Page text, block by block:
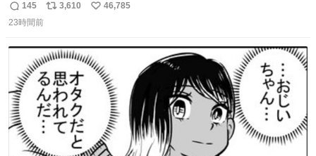
返
信
145
リ
ト
数
3,610
い
数
46,785
23時間前